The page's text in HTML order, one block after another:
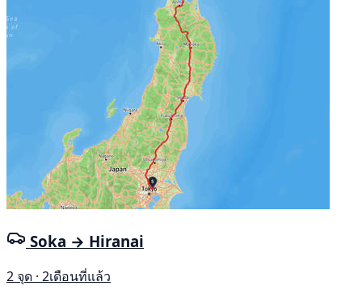
Soka → Hiranai
2 จุด · 2เดือนที่แล้ว